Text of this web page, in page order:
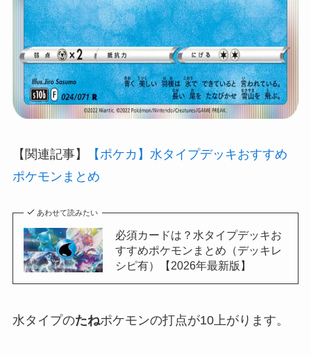
【関連記事】
【ポケカ】水タイプデッキおすすめ
ポケモンまとめ
あわせて読みたい
必須カードは？水タイプデッキお
すすめポケモンまとめ（デッキレ
シピ有）【2026年最新版】
水タイプのたねポケモンの打点が10上がります。